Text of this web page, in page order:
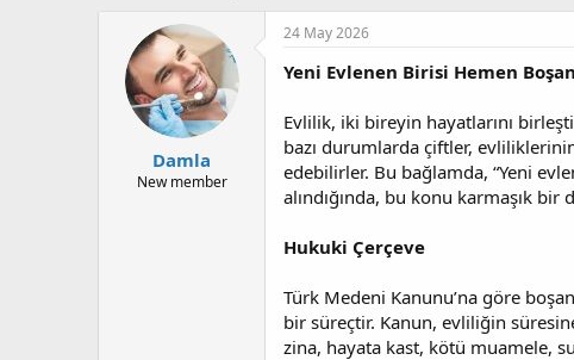
ş
l
a
n
g
ı
ç
t
Damla
New member
24 May 2026
Yeni Evlenen Birisi Hemen
Evlilik, iki bireyin hayatlarını
bazı durumlarda çiftler,
edebilirler. Bu bağlamda, “Yeni
alındığında, bu konu karmaşık bir
Hukuki Çerçeve
Türk Medeni Kanunu’na göre
bir süreçtir. Kanun, evliliğin
zina, hayata kast, kötü muamele,